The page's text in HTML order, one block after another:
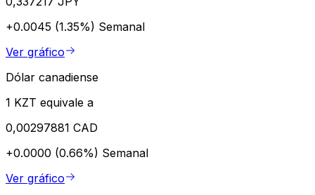
+0.0045 (1.35%) Semanal
Ver gráfico
Dólar canadiense
1 KZT equivale a
0,00297881 CAD
+0.0000 (0.66%) Semanal
Ver gráfico